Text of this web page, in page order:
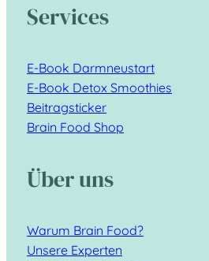
Services
E-Book Darmneustart
E-Book Detox Smoothies
Beitragsticker
Brain Food Shop
Über uns
Warum Brain Food?
Unsere Experten